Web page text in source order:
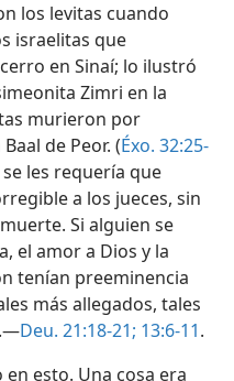
los levitas cuando
israelitas que
en Sinaí; lo ilustró
Zimri en la
murieron por
de Peor. (Éxo. 32:25-
les requería que
a los jueces, sin
Si alguien se
el amor a Dios y la
tenían preeminencia
más allegados, tales
Deu. 21:18-21; 13:6-11.
esto. Una cosa era